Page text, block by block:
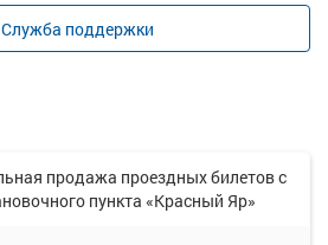
Служба поддержки
продажа проездных билетов с
пункта «Красный Яр»